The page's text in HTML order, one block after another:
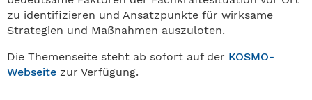
zu identifizieren und Ansatzpunkte für wirksame
Strategien und Maßnahmen auszuloten.
Die Themenseite steht ab sofort auf der KOSMO-
Webseite zur Verfügung.